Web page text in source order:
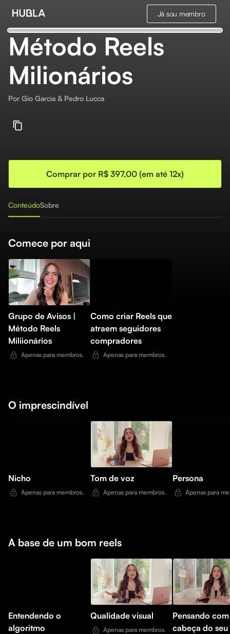
Já sou membro
Método Reels
Milionários
Por Gio Garcia & Pedro Lucca
Comprar por R$ 397,00 (em até 12x)
ConteúdoSobre
Comece por aqui
Grupo de Avisos |
Método Reels
Miliionários
Apenas para membros.
Como criar Reels que
atraem seguidores
compradores
Apenas para membros.
O imprescindível
Nicho
Apenas para membros.
Tom de voz
Apenas para membros.
Persona
Apenas para
A base de um bom reels
Entendendo o
algoritmo
Qualidade visual
Apenas para membros.
Pensando
cabeça do seu